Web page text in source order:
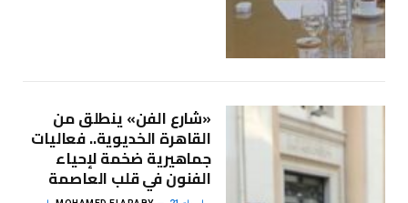
«شارع الفن» ينطلق من
القاهرة الخديوية.. فعاليات
جماهيرية ضخمة لإحياء
الفنون في قلب العاصمة